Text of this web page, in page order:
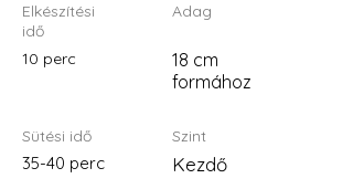
Elkészítési
idő
10 perc
Sütési idő
35-40 perc
Adag
18 cm
formához
Szint
Kezdő